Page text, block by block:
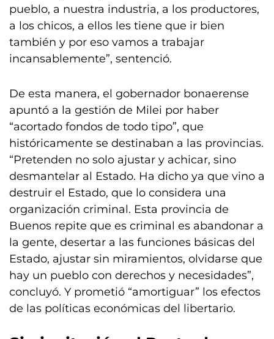
pueblo, a nuestra industria, a los productores,
a los chicos, a ellos les tiene que ir bien
también y por eso vamos a trabajar
incansablemente”, sentenció.
De esta manera, el gobernador bonaerense
apuntó a la gestión de Milei por haber
“acortado fondos de todo tipo”, que
históricamente se destinaban a las provincias.
“Pretenden no solo ajustar y achicar, sino
desmantelar al Estado. Ha dicho ya que vino a
destruir el Estado, que lo considera una
organización criminal. Esta provincia de
Buenos repite que es criminal es abandonar a
la gente, desertar a las funciones básicas del
Estado, ajustar sin miramientos, olvidarse que
hay un pueblo con derechos y necesidades”,
concluyó. Y prometió “amortiguar” los efectos
de las políticas económicas del libertario.